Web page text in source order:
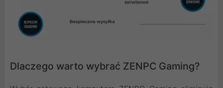
Dlaczego warto wybrać ZENPC Gaming?